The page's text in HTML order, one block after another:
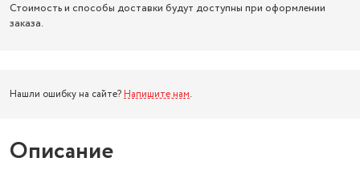
Стоимость и способы доставки будут доступны при оформлении
заказа.
Нашли ошибку на сайте? Напишите нам.
Описание